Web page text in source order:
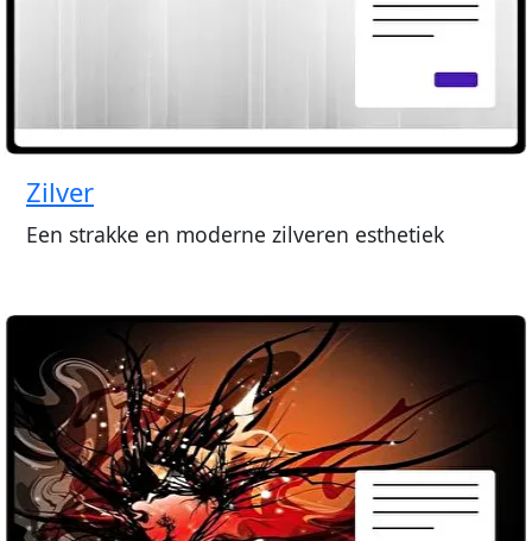
Zilver
Een strakke en moderne zilveren esthetiek